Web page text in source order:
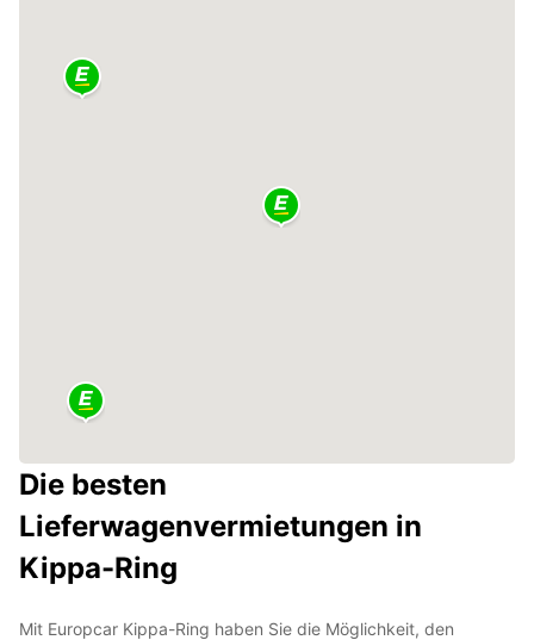
Die besten
Lieferwagenvermietungen in
Kippa-Ring
Mit Europcar Kippa-Ring haben Sie die Möglichkeit, den